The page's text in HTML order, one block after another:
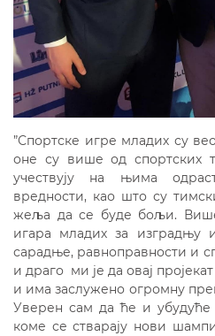
”Спортске игре младих су
оне су више од спортских
учествују на њима
вредности, као што су
жеља да се буде бољи.
игара младих за изградњу
сарадње, равноправности и
и драго ми је да овај
и има заслужено огромну
Уверен сам да ће и
коме се стварају нови